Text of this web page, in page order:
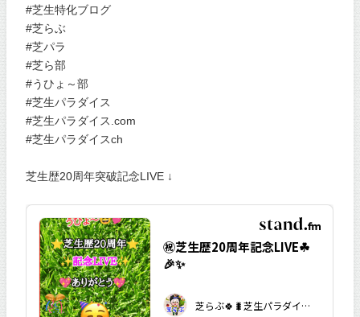
#芝生特化ブログ
#芝らぶ
#芝パラ
#芝ら部
#うひょ～部
#芝生パラダイス
#芝生パラダイス.com
#芝生パラダイスch
芝生歴20周年突破記念LIVE ↓